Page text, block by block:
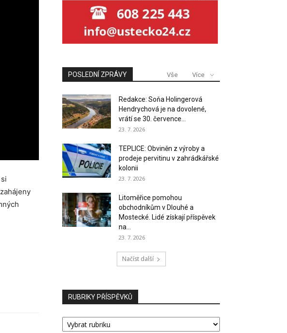
POSLEDNÍ ZPRÁVY Vše Více
Redakce: Soňa Holingerová
Hendrychová je na dovolené,
vrátí se 30. července...
23. 7. 2026
TEPLICE: Obviněn z výroby a
prodeje pervitinu v zahrádkářské
kolonii
23. 7. 2026
Litoměřice pomohou
obchodníkům v Dlouhé a
Mostecké. Lidé získají příspěvek
na...
23. 7. 2026
Načíst další
RUBRIKY PŘÍSPĚVKŮ
RUBRIKY
PŘÍSPĚVKŮ